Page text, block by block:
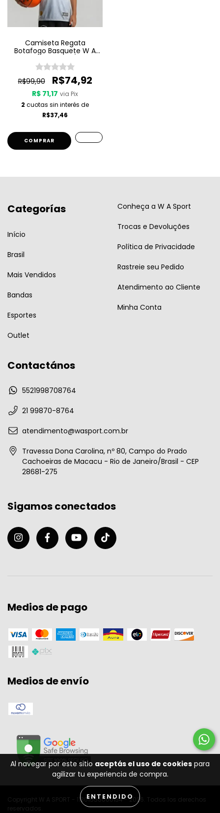
Al navegar por este sitio aceptás el uso de cookies para
agilizar tu experiencia de compra.
ENTENDIDO
Camiseta Regata
Botafogo Basquete W A
Branca
R$99,90
R$74,92
R$ 71,17 via Pix
2 cuotas sin interés de
R$37,46
COMPRAR
Categorías
Início
Brasil
Mais Vendidos
Bandas
Esportes
Outlet
Conheça a W A Sport
Trocas e Devoluções
Política de Privacidade
Rastreie seu Pedido
Atendimento ao Cliente
Minha Conta
Contactános
5521998708764
21 99870-8764
atendimento@wasport.com.br
Travessa Dona Carolina, nº 80, Campo do Prado
Cachoeiras de Macacu - Rio de Janeiro/Brasil - CEP
28681-275
Sigamos conectados
Medios de pago
Medios de envío
Copyright W A SPORT - 11301556000134 - 2026. Todos los derechos
reservados.